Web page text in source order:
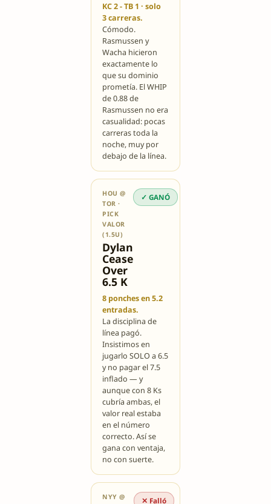
KC 2 - TB 1 · solo
3 carreras.
Cómodo.
Rasmussen y
Wacha hicieron
exactamente lo
que su dominio
prometía. El WHIP
de 0.88 de
Rasmussen no era
casualidad: pocas
carreras toda la
noche, muy por
debajo de la línea.
HOU @
TOR ·
PICK
VALOR
(1.5U)
Dylan
Cease
Over
6.5 K
✓ GANÓ
8 ponches en 5.2
entradas.
La disciplina de
línea pagó.
Insistimos en
jugarlo SOLO a 6.5
y no pagar el 7.5
inflado — y
aunque con 8 Ks
cubría ambas, el
valor real estaba
en el número
correcto. Así se
gana con ventaja,
no con suerte.
NYY @
✕ Falló